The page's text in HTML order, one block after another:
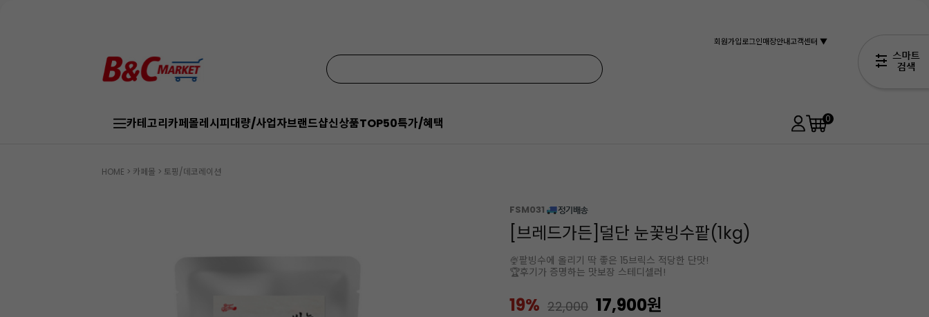
회원가입로그인매장안내고객센터 ▼
카테고리카페몰레시피대량/사업자브랜드샵신상품TOP50특가/혜택 0
HOME > 카페몰 > 토핑/데코레이션
FSM031
[브레드가든]덜단 눈꽃빙수팥(1kg)
🍨팥빙수에 올리기 딱 좋은 15브릭스 적당한 단맛!
🏆후기가 증명하는 맛보장 스테디셀러!
19% 22,000 17,900원